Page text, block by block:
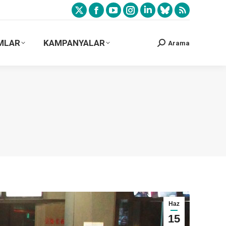
KAMPANYALAR Arama
Haz
15